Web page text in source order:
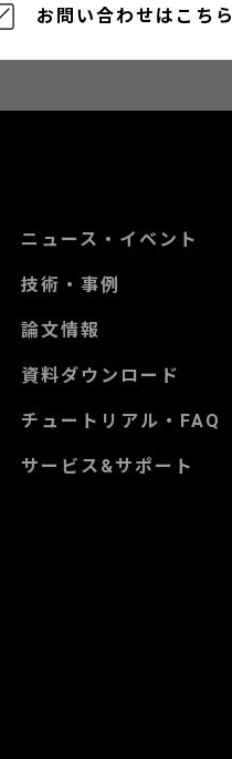
お問い合わせはこちら
ニュース・イベント
技術・事例
論文情報
資料ダウンロード
チュートリアル・FAQ
サービス&サポート